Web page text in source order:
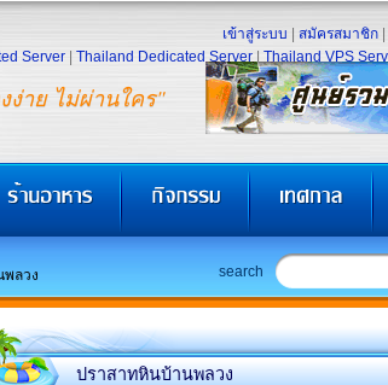
ง่าย ไม่ผ่านใคร"
เข้าสู่ระบบ สมัครสมาชิก
Server
Thailand Dedicated Server Thailand VPS
ลวง search
ปราสาทหินบ้านพลวง